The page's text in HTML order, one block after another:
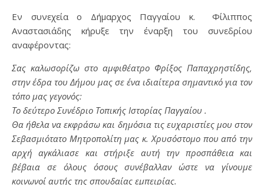
Εν συνεχεία ο Δήμαρχος Παγγαίου κ. Φίλιππος
Αναστασιάδης κήρυξε την έναρξη του συνεδρίου
αναφέροντας:
Σας καλωσορίζω στο αμφιθέατρο Φρίξος Παπαχρηστίδης,
στην έδρα του Δήμου μας σε ένα ιδιαίτερα σημαντικό για τον
τόπο μας γεγονός:
Το δεύτερο Συνέδριο Τοπικής Ιστορίας Παγγαίου .
Θα ήθελα να εκφράσω και δημόσια τις ευχαριστίες μου στον
Σεβασμιότατο Μητροπολίτη μας κ. Χρυσόστομο που από την
αρχή αγκάλιασε και στήριξε αυτή την προσπάθεια και
βέβαια σε όλους όσους συνέβαλλαν ώστε να γίνουμε
κοινωνοί αυτής της σπουδαίας εμπειρίας.